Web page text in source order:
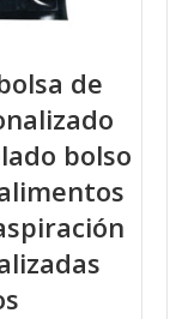
de
bolso